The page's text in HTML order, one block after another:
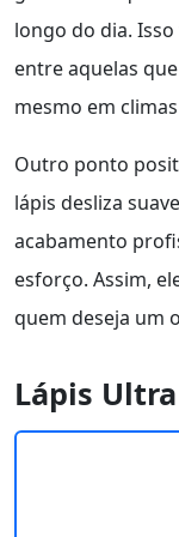
longo do dia.
entre aquelas
mesmo em
Outro ponto
lápis desliza
acabamento
esforço. Assim,
quem deseja um
Lápis